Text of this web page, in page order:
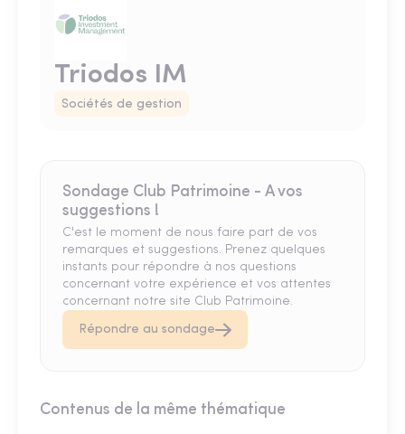
Triodos IM
Sociétés de gestion
Sondage Club Patrimoine - A vos
suggestions !
C'est le moment de nous faire part de vos
remarques et suggestions. Prenez quelques
instants pour répondre à nos questions
concernant votre expérience et vos attentes
concernant notre site Club Patrimoine.
Répondre au sondage
Contenus de la même thématique